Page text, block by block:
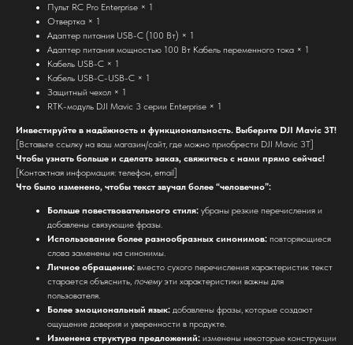
Пульт RC Pro Enterprise × 1
Отвертка × 1
Адаптер питания USB-C (100 Вт) × 1
Адаптер питания мощностью 100 Вт Кабель переменного тока × 1
Кабель USB-C × 1
Кабель USB-C-USB-C × 1
Защитный чехол × 1
RTK-модуль DJI Mavic 3 серии Enterprise × 1
Инвестируйте в надёжность и функциональность. Выберите DJI Mavic 3T!
[Вставьте ссылку на ваш магазин/сайт, где можно приобрести DJI Mavic 3T]
Чтобы узнать больше и сделать заказ, свяжитесь с нами прямо сейчас!
[Контактная информация: телефон, email]
Что было изменено, чтобы текст звучал более “человечно”:
Больше повествовательного стиля: убраны резкие перечисления и
добавлены связующие фразы.
Использование более разнообразных синонимов: повторяющиеся
слова заменены на синонимы.
Личное обращение: вместо сухого перечисления характеристик текст
старается объяснить, почемуэти характеристики важны для
пользователя.
Более эмоциональный язык: добавлены фразы, которые создают
ощущение доверия и уверенности в продукте.
Изменена структура предложений: изменены некоторые конструкции
надежный партнер для бизнеса с широким спектром
МЕНЮ
ГЛАВНАЯ
КАТАЛОГ
УСЛУГИ
О КОМПАНИИ
КОНТАКТЫ
ООО "РУСХЕЛТЕХ" ИНН: 9721258330
КПП: 772101001 ОГРН: 1257700462029
Адрес: 109428, г. Москва,Рязанский пр-кт,
д. 8а